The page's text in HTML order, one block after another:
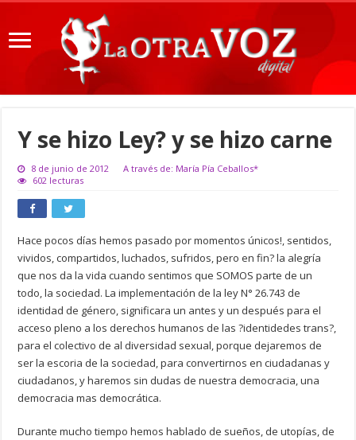
Y se hizo Ley? y se hizo carne
8 de junio de 2012
A través de: María Pía Ceballos*
602 lecturas
Hace pocos días hemos pasado por momentos únicos!, sentidos,
vividos, compartidos, luchados, sufridos, pero en fin? la alegría
que nos da la vida cuando sentimos que SOMOS parte de un
todo, la sociedad. La implementación de la ley N° 26.743 de
identidad de género, significara un antes y un después para el
acceso pleno a los derechos humanos de las ?identidedes trans?,
para el colectivo de al diversidad sexual, porque dejaremos de
ser la escoria de la sociedad, para convertirnos en ciudadanas y
ciudadanos, y haremos sin dudas de nuestra democracia, una
democracia mas democrática.
Durante mucho tiempo hemos hablado de sueños, de utopías, de